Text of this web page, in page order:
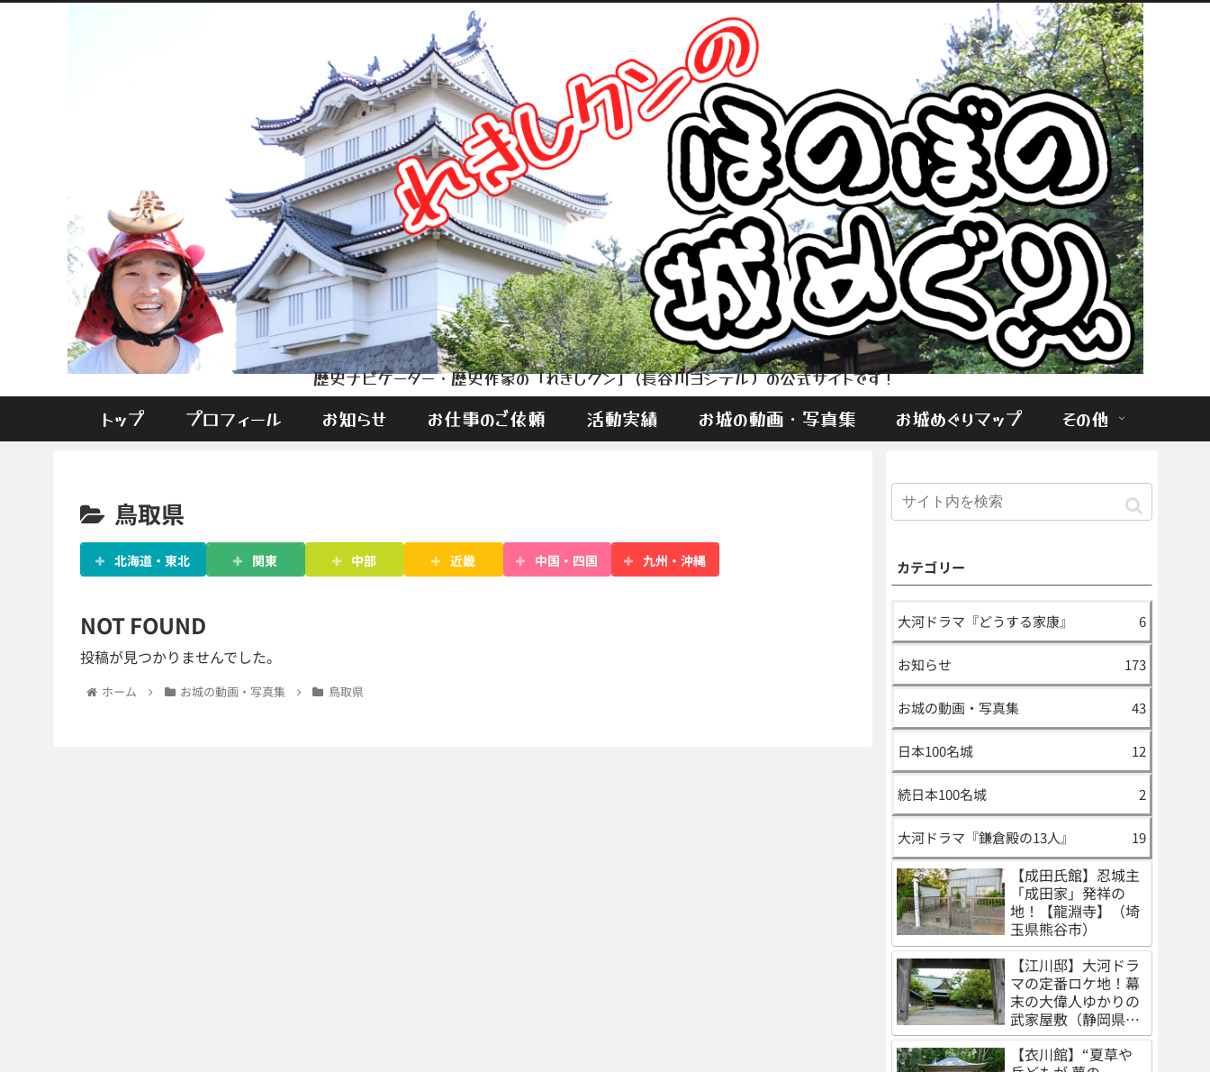
歴史ナビゲーター・歴史作家の「れきしクン」(長谷川ヨシテル）の公式サイトです！
トップ プロフィール お知らせ お仕事のご依頼 活動実績 お城の動画・写真集 お城めぐりマップ その他
鳥取県
北海道・東北 関東 中部 近畿 中国・四国 九州・沖縄
NOT FOUND
投稿が見つかりませんでした。
ホーム お城の動画・写真集 鳥取県
カテゴリー
大河ドラマ『どうする家康』 6
お知らせ 173
お城の動画・写真集 43
日本100名城 12
続日本100名城 2
大河ドラマ『鎌倉殿の13人』 19
【成田氏館】忍城主
「成田家」発祥の
地！【龍淵寺】（埼
玉県熊谷市）
【江川邸】大河ドラ
マの定番ロケ地！幕
末の大偉人ゆかりの
武家屋敷（静岡県伊
豆の国市）
【衣川館】“夏草や